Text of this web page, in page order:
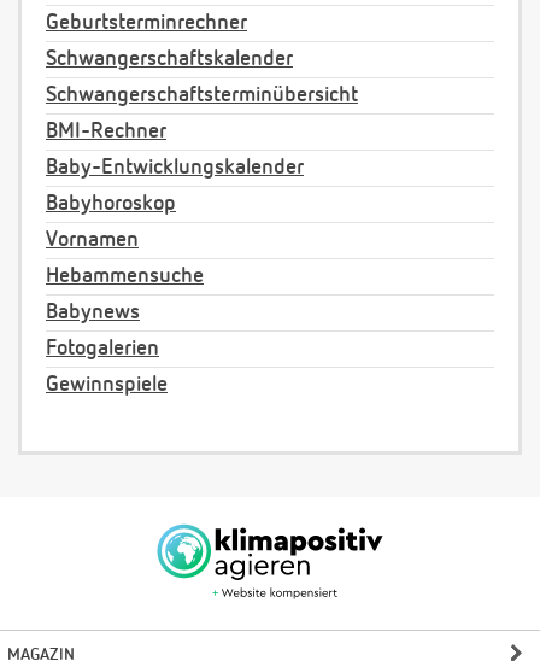
Geburtsterminrechner
Schwangerschaftskalender
Schwangerschaftsterminübersicht
BMI-Rechner
Baby-Entwicklungskalender
Babyhoroskop
Vornamen
Hebammensuche
Babynews
Fotogalerien
Gewinnspiele
MAGAZIN